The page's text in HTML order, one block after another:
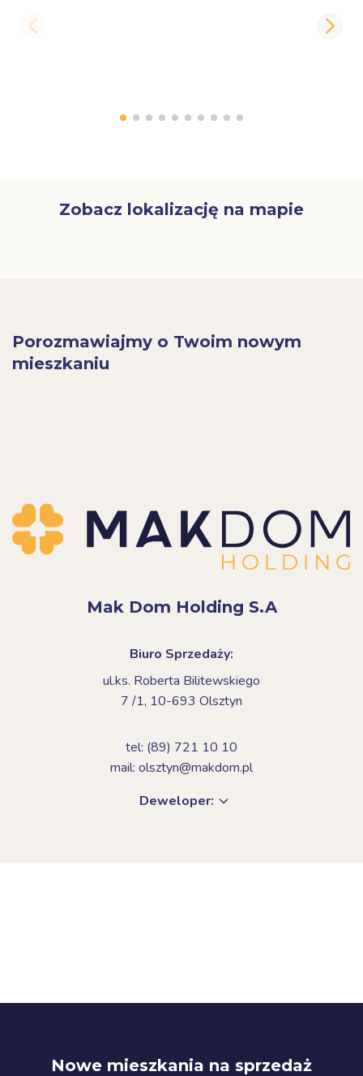
Zobacz lokalizację na mapie
Porozmawiajmy o Twoim nowym
mieszkaniu
Mak Dom Holding S.A
Biuro Sprzedaży:
ul.ks. Roberta Bilitewskiego
7 /1, 10-693 Olsztyn
tel: (89) 721 10 10
mail: olsztyn@makdom.pl
Deweloper:
Nowe mieszkania na sprzedaż